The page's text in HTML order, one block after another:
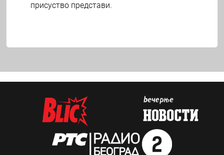
присуство представи.